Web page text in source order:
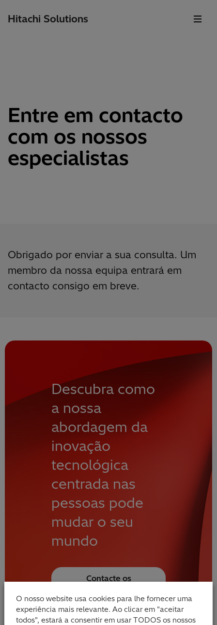
Hitachi Solutions
Entre em contacto
com os nossos
especialistas
Obrigado por enviar a sua consulta. Um
membro da nossa equipa entrará em
contacto consigo em breve.
Descubra como
a nossa
abordagem da
inovação
tecnológica
centrada nas
pessoas pode
mudar o seu
mundo
Contacte os
especialistas
O nosso website usa cookies para lhe fornecer uma
experiência mais relevante. Ao clicar em "aceitar
todos", estará a consentir em usar TODOS os nossos